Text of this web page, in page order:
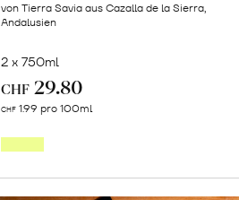
von Tierra Savia aus Cazalla de la Sierra,
Andalusien
2 x 750ml
CHF 29.80
CHF 1.99 pro 100ml